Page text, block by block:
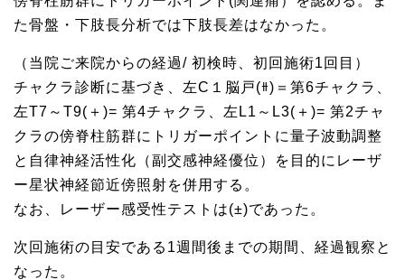
た骨盤・下肢長分析では下肢長差はなかった。
（当院ご来院からの経過/ 初検時、初回施術1回目）
チャクラ診断に基づき、左C１脳戸(⧺)＝第6チャクラ、
左T7～T9(＋)= 第4チャクラ、左L1～L3(＋)= 第2チャ
クラの傍脊柱筋群にトリガーポイントに量子波動調整
と自律神経活性化（副交感神経優位）を目的にレーザ
ー星状神経節近傍照射を併用する。
なお、レーザー感受性テストは(±)であった。
次回施術の目安である1週間後までの期間、経過観察と
なった。